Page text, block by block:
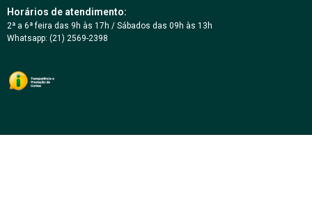
Horários de atendimento:
2ª a 6ª feira das 9h às 17h / Sábados das 09h às 13h
Whatsapp: (21) 2569-2398